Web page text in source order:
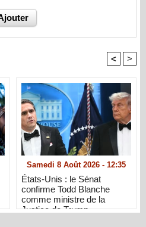
< >
Samedi 8 Août 2026 - 12:35
États-Unis : le Sénat
confirme Todd Blanche
comme ministre de la
Justice de Trump